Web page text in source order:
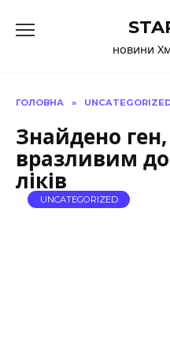
до
новини
ГОЛОВНА »
Знайдено
вразливим
ліків
UNCATEGORIZED